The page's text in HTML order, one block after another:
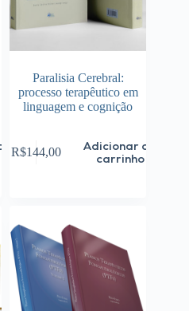
Paralisia Cerebral:
processo terapêutico em
linguagem e cognição
R$144,00
Adicionar ao
carrinho